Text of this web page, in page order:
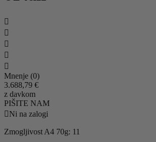





Mnenje (0)
3.688,79 €
z davkom
PIŠITE NAM
Ni na zalogi
Zmogljivost A4 70g: 11